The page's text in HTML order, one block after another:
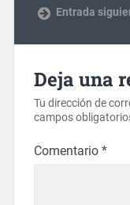
Entrada
Deja una
Tu dirección de
campos
Comentario *